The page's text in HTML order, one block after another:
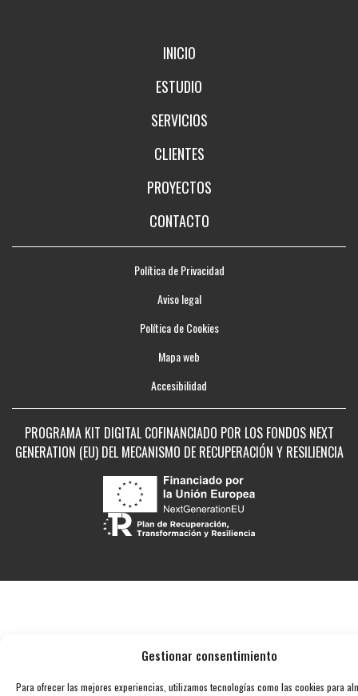
Gestionar consentimiento
Para ofrecer las mejores experiencias, utilizamos tecnologías como las cookies para
INICIO
ESTUDIO
SERVICIOS
CLIENTES
PROYECTOS
CONTACTO
Política de Privacidad
Aviso legal
Política de Cookies
Mapa web
Accesibilidad
PROGRAMA KIT DIGITAL COFINANCIADO POR LOS FONDOS NEXT
GENERATION (EU) DEL MECANISMO DE RECUPERACIÓN Y RESILIENCIA